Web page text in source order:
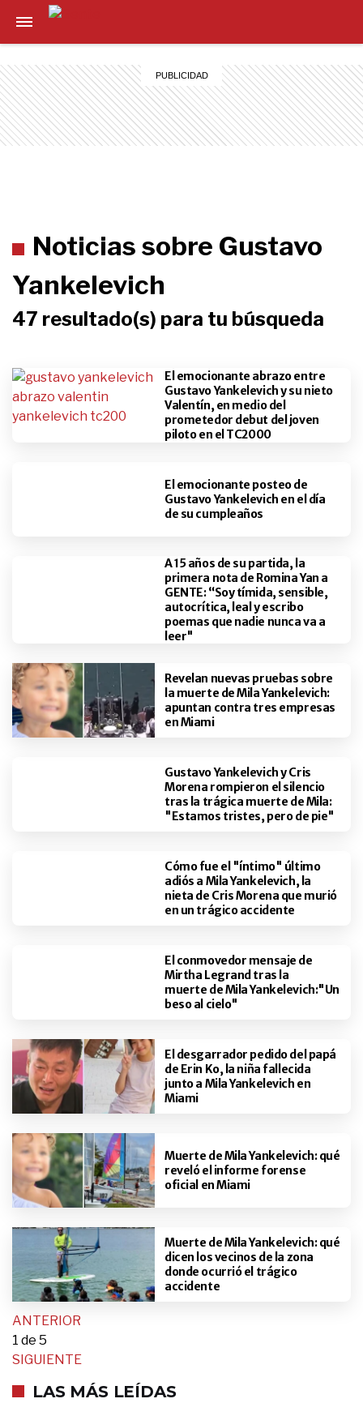
Noticias sobre Gustavo
Yankelevich
47 resultado(s) para tu búsqueda
El emocionante abrazo entre
Gustavo Yankelevich y su nieto
Valentín, en medio del
prometedor debut del joven
piloto en el TC2000
El emocionante posteo de
Gustavo Yankelevich en el día
de su cumpleaños
A 15 años de su partida, la
primera nota de Romina Yan a
GENTE: “Soy tímida, sensible,
autocrítica, leal y escribo
poemas que nadie nunca va a
leer"
Revelan nuevas pruebas sobre
la muerte de Mila Yankelevich:
apuntan contra tres empresas
en Miami
Gustavo Yankelevich y Cris
Morena rompieron el silencio
tras la trágica muerte de Mila:
"Estamos tristes, pero de pie"
Cómo fue el "íntimo" último
adiós a Mila Yankelevich, la
nieta de Cris Morena que murió
en un trágico accidente
El conmovedor mensaje de
Mirtha Legrand tras la
muerte de Mila Yankelevich:"Un
beso al cielo"
El desgarrador pedido del papá
de Erin Ko, la niña fallecida
junto a Mila Yankelevich en
Miami
Muerte de Mila Yankelevich: qué
reveló el informe forense
oficial en Miami
Muerte de Mila Yankelevich: qué
dicen los vecinos de la zona
donde ocurrió el trágico
accidente
ANTERIOR
1 de 5
SIGUIENTE
LAS MÁS LEÍDAS